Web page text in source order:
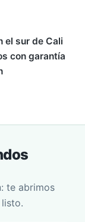
el sur de Cali
con garantía
te abrimos